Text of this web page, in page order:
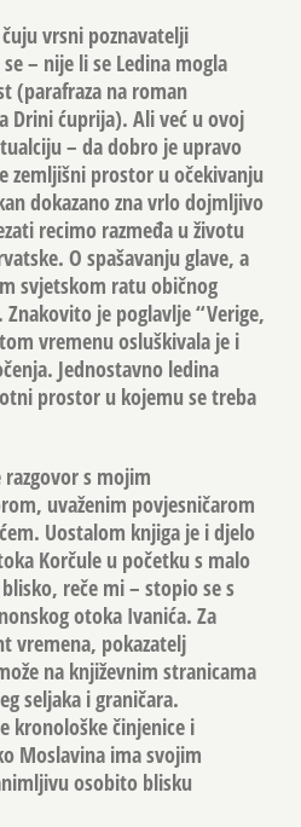
vrsni poznavatelji
– nije li se Ledina mogla
(parafraza na roman
Drini ćuprija). Ali već u ovoj
– da dobro je upravo
zemljišni prostor u očekivanju
dokazano zna vrlo dojmljivo
recimo razmeđa u životu
O spašavanju glave, a
svjetskom ratu običnog
je poglavlje “Verige,
vremenu osluškivala je i
Jednostavno ledina
prostor u kojemu se treba
s mojim
uvaženim povjesničarom
Uostalom knjiga je i djelo
Korčule u početku s malo
reče mi – stopio se s
otoka Ivanića. Za
vremena, pokazatelj
na književnim stranicama
seljaka i graničara.
kronološke činjenice i
Moslavina ima svojim
osobito blisku